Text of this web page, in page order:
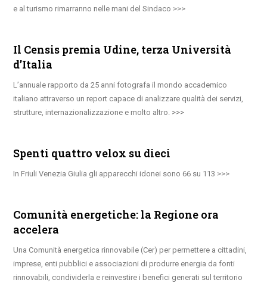
e al turismo rimarranno nelle mani del Sindaco
Il Censis premia Udine, terza Università
d’Italia
L’annuale rapporto da 25 anni fotografa il mondo accademico
italiano attraverso un report capace di analizzare qualità dei servizi,
strutture, internazionalizzazione e molto altro.
Spenti quattro velox su dieci
In Friuli Venezia Giulia gli apparecchi idonei sono 66 su 113
Comunità energetiche: la Regione ora
accelera
Una Comunità energetica rinnovabile (Cer) per permettere a cittadini,
imprese, enti pubblici e associazioni di produrre energia da fonti
rinnovabili, condividerla e reinvestire i benefici generati sul territorio